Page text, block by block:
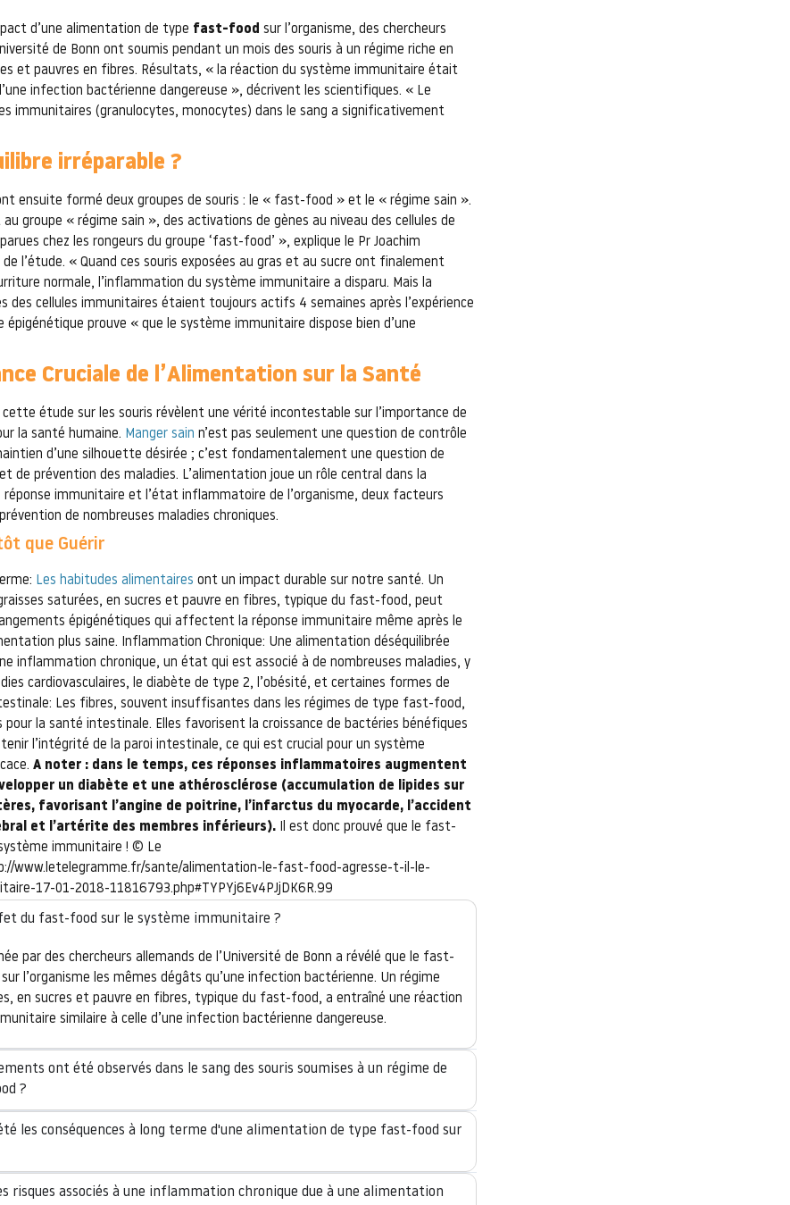
d’une alimentation de type fast-food sur l’organisme, des chercheurs
de Bonn ont soumis pendant un mois des souris à un régime riche en
et pauvres en fibres. Résultats, « la réaction du système immunitaire était
infection bactérienne dangereuse », décrivent les scientifiques. « Le
immunitaires (granulocytes, monocytes) dans le sang a significativement
irréparable ?
ensuite formé deux groupes de souris : le « fast-food » et le « régime sain ».
groupe « régime sain », des activations de gènes au niveau des cellules de
chez les rongeurs du groupe ‘fast-food’ », explique le Pr Joachim
l’étude. « Quand ces souris exposées au gras et au sucre ont finalement
normale, l’inflammation du système immunitaire a disparu. Mais la
des cellules immunitaires étaient toujours actifs 4 semaines après l’expérience
épigénétique prouve « que le système immunitaire dispose bien d’une
Cruciale de l’Alimentation sur la Santé
étude sur les souris révèlent une vérité incontestable sur l’importance de
la santé humaine. Manger sain n’est pas seulement une question de contrôle
d’une silhouette désirée ; c’est fondamentalement une question de
de prévention des maladies. L’alimentation joue un rôle central dans la
réponse immunitaire et l’état inflammatoire de l’organisme, deux facteurs
de nombreuses maladies chroniques.
que Guérir
Les habitudes alimentaires ont un impact durable sur notre santé. Un
saturées, en sucres et pauvre en fibres, typique du fast-food, peut
épigénétiques qui affectent la réponse immunitaire même après le
plus saine. Inflammation Chronique: Une alimentation déséquilibrée
inflammation chronique, un état qui est associé à de nombreuses maladies, y
cardiovasculaires, le diabète de type 2, l’obésité, et certaines formes de
Les fibres, souvent insuffisantes dans les régimes de type fast-food,
pour la santé intestinale. Elles favorisent la croissance de bactéries bénéfiques
l’intégrité de la paroi intestinale, ce qui est crucial pour un système
A noter : dans le temps, ces réponses inflammatoires augmentent
un diabète et une athérosclérose (accumulation de lipides sur
favorisant l’angine de poitrine, l’infarctus du myocarde, l’accident
et l’artérite des membres inférieurs). Il est donc prouvé que le fast-
immunitaire ! © Le
www.letelegramme.fr/sante/alimentation-le-fast-food-agresse-t-il-le-
17-01-2018-11816793.php#TYPYj6Ev4PJjDK6R.99
du fast-food sur le système immunitaire ?
par des chercheurs allemands de l’Université de Bonn a révélé que le fast-
l’organisme les mêmes dégâts qu’une infection bactérienne. Un régime
en sucres et pauvre en fibres, typique du fast-food, a entraîné une réaction
similaire à celle d’une infection bactérienne dangereuse.
ont été observés dans le sang des souris soumises à un régime de
?
les conséquences à long terme d'une alimentation de type fast-food sur
risques associés à une inflammation chronique due à une alimentation